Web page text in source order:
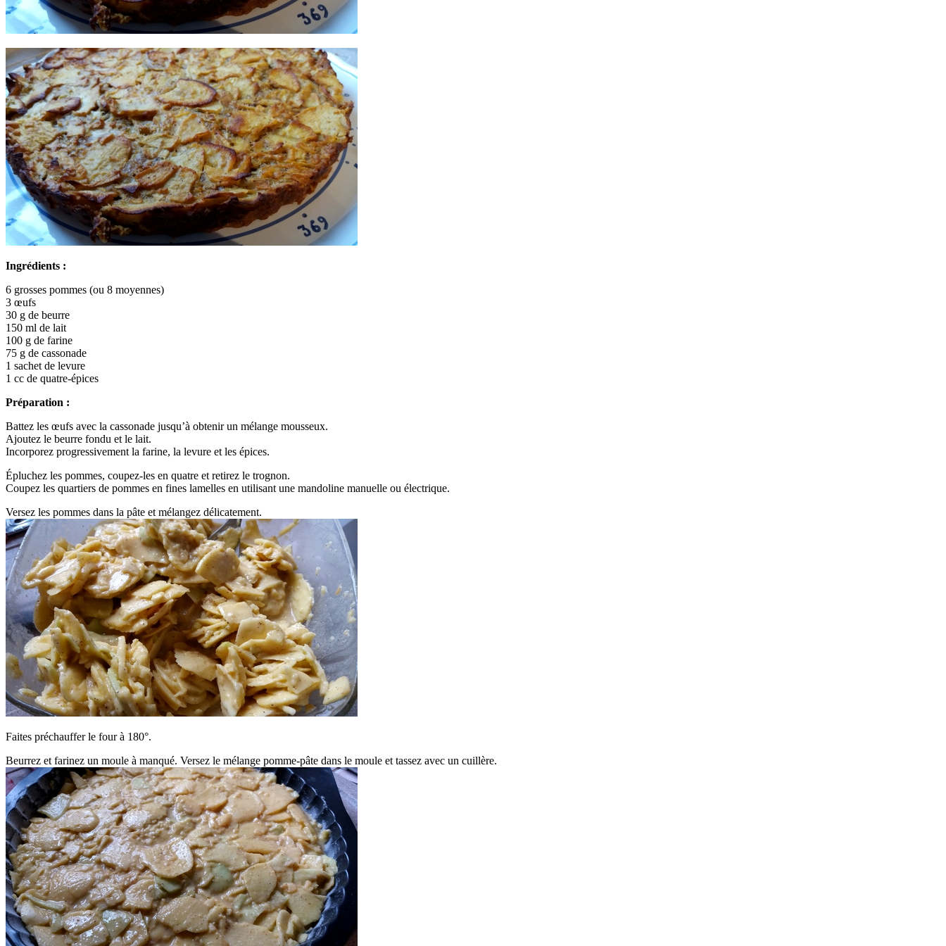
Ingrédients :
6 grosses pommes (ou 8 moyennes)
3 œufs
30 g de beurre
150 ml de lait
100 g de farine
75 g de cassonade
1 sachet de levure
1 cc de quatre-épices
Préparation :
Battez les œufs avec la cassonade jusqu’à obtenir un mélange mousseux.
Ajoutez le beurre fondu et le lait.
Incorporez progressivement la farine, la levure et les épices.
Épluchez les pommes, coupez-les en quatre et retirez le trognon.
Coupez les quartiers de pommes en fines lamelles en utilisant une mandoline manuelle ou électrique.
Versez les pommes dans la pâte et mélangez délicatement.
Faites préchauffer le four à 180°.
Beurrez et farinez un moule à manqué. Versez le mélange pomme-pâte dans le moule et tassez avec un cuillère.